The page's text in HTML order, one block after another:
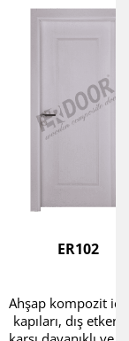
ER102
Ahşap kompozit iç
kapıları, dış